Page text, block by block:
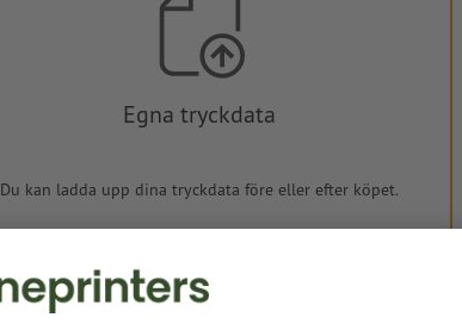
Egna tryckdata
Du kan ladda upp dina tryckdata före eller efter köpet.